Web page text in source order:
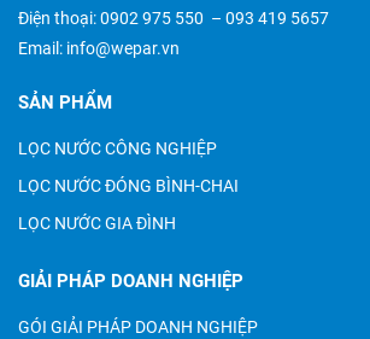
Điện thoại:0902 975 550 – 093 419 5657
Email: info@wepar.vn
SẢN PHẨM
LỌC NƯỚC CÔNG NGHIỆP
LỌC NƯỚC ĐÓNG BÌNH-CHAI
LỌC NƯỚC GIA ĐÌNH
GIẢI PHÁP DOANH NGHIỆP
GÓI GIẢI PHÁP DOANH NGHIỆP